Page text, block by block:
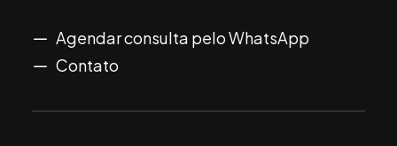
Agendar consulta pelo WhatsApp
Contato